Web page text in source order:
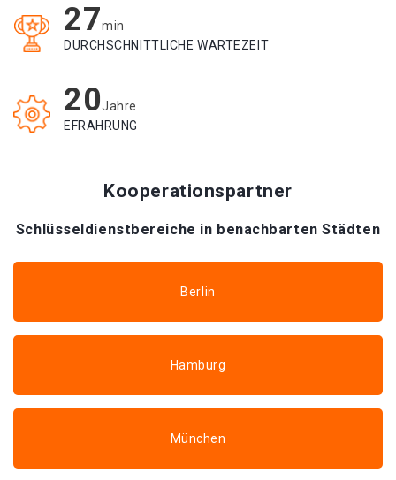
27min
DURCHSCHNITTLICHE WARTEZEIT
20Jahre
EFRAHRUNG
Kooperationspartner
Schlüsseldienstbereiche in benachbarten Städten
Berlin
Hamburg
München